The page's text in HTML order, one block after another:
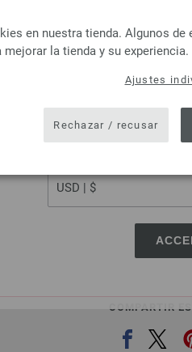
USA - The United
en nuestra tienda. Algunos
mejorar la tienda y su experiencia.
Ajustes
Rechazar / recusar
Lana Grossa
COOL WOOL
de las agujas: 3 - 3,5
COMPARTIR